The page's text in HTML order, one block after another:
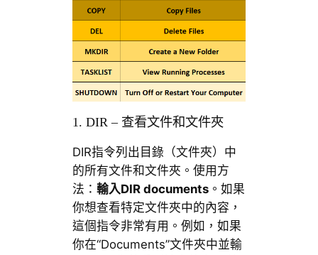
1. DIR – 查看文件和文件夾
DIR指令列出目錄（文件夾）中
的所有文件和文件夾。使用方
法： 輸入DIR documents。如果
你想查看特定文件夾中的內容，
這個指令非常有用。例如，如果
你在“Documents”文件夾中並輸